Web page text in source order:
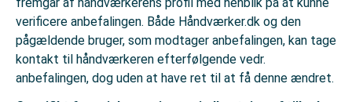
verificere anbefalingen. Både Håndværker.dk og den
pågældende bruger, som modtager anbefalingen, kan tage
kontakt til håndværkeren efterfølgende vedr.
anbefalingen, dog uden at have ret til at få denne ændret.